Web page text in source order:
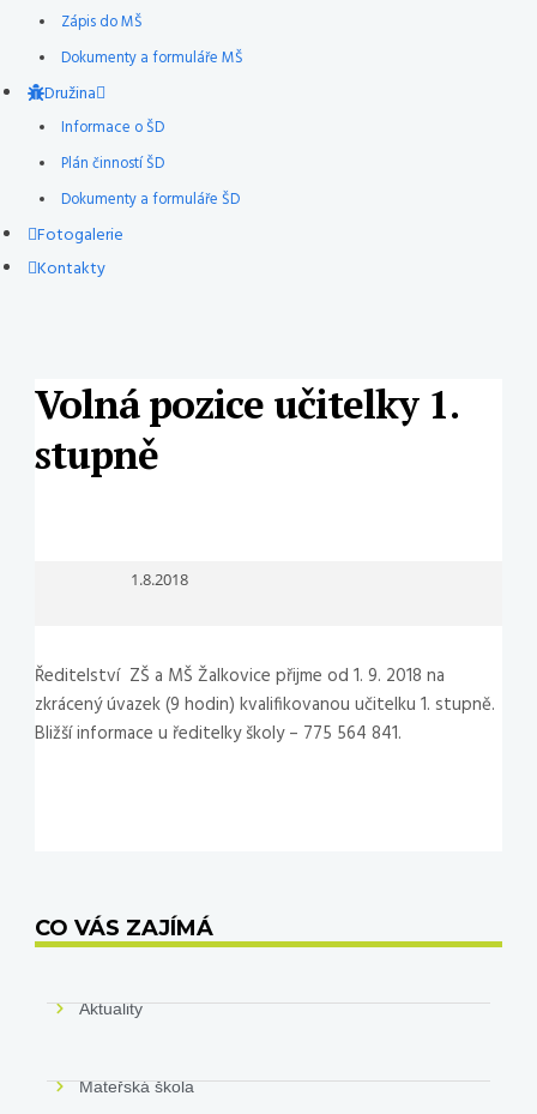
Zápis do MŠ
Dokumenty a formuláře MŠ
Družina
Informace o ŠD
Plán činností ŠD
Dokumenty a formuláře ŠD
Fotogalerie
Kontakty
Volná pozice učitelky 1.
stupně
1.8.2018
Ředitelství ZŠ a MŠ Žalkovice přijme od 1. 9. 2018 na
zkrácený úvazek (9 hodin) kvalifikovanou učitelku 1. stupně.
Bližší informace u ředitelky školy – 775 564 841.
CO VÁS ZAJÍMÁ
Aktuality
Mateřská škola